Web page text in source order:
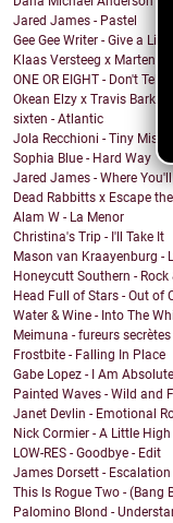
Jared James - Pastel
Gee Gee Writer - Give a Little
Klaas Versteeg x Marten
ONE OR EIGHT - Don't Tell
Okean Elzy x Travis Barker
sixten - Atlantic
Jola Recchioni - Tiny
Sophia Blue - Hard Way
Jared James - Where
Dead Rabbitts x Escape
Alam W - La Menor
Christina's Trip - I'll Take It
Mason van Kraayenburg -
Honeycutt Southern - Rock
Head Full of Stars - Out of
Water & Wine - Into The
Meimuna - fureurs secrètes
Frostbite - Falling In Place
Gabe Lopez - I Am
Painted Waves - Wild and
Janet Devlin - Emotional
Nick Cormier - A Little High
LOW-RES - Goodbye - Edit
James Dorsett -
This Is Rogue Two - (Bang
Palomino Blond -